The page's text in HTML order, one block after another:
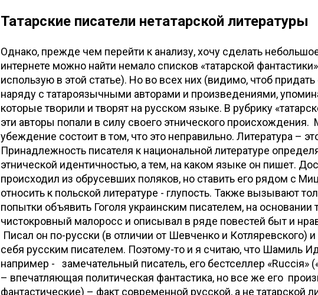
Татарские писатели нетатарской литературы
Однако, прежде чем перейти к анализу, хочу сделать
интернете можно найти немало списков «татарской
использую в этой статье). Но во всех них (видимо, чтоб
наряду с татароязычными авторами и произведениями,
которые творили и творят на русском языке. В рубрику
эти авторы попали в силу своего этнического происхождения.
убеждение состоит в том, что это неправильно. Литература –
Принадлежность писателя к национальной литературе
этнической идентичностью, а тем, на каком языке он пишет.
происходил из обрусевших поляков, но ставить его рядом с
относить к польской литературе - глупость. Также вызывают
попытки объявить Гоголя украинским писателем, на основании
чистокровный малоросс и описывал в ряде повестей быт и
Писал он по-русски (в отличии от Шевченко и Котляревского)
себя русским писателем. Поэтому-то и я считаю, что Шамиль
например - замечательный писатель, его бестселлер «Rucciя»
– впечатляющая политическая фантастика, но все же его
фантастические) – факт современной русской, а не татарской